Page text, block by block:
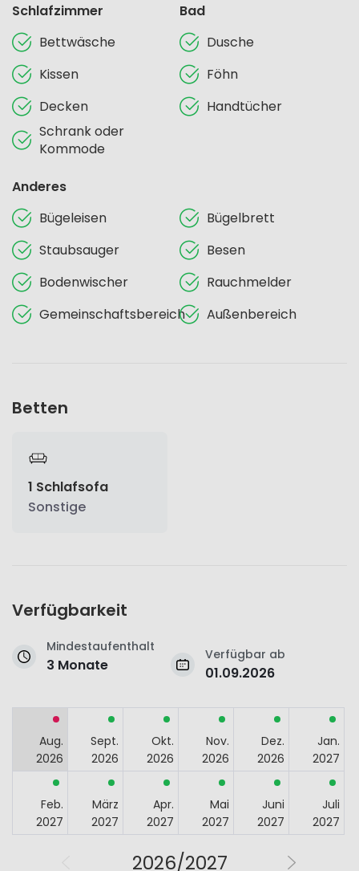
Schlafzimmer
Bettwäsche
Kissen
Decken
Schrank oder
Kommode
Bad
Dusche
Föhn
Handtücher
Anderes
Bügeleisen
Bügelbrett
Staubsauger
Besen
Bodenwischer
Rauchmelder
Gemeinschaftsbereich
Außenbereich
Betten
1 Schlafsofa
Sonstige
Verfügbarkeit
Mindestaufenthalt
3 Monate
Verfügbar ab
01.09.2026
Aug.
2026
Sept.
2026
Okt.
2026
Nov.
2026
Dez.
2026
Jan.
2027
Feb.
2027
März
2027
Apr.
2027
Mai
2027
Juni
2027
Juli
2027
2026/2027